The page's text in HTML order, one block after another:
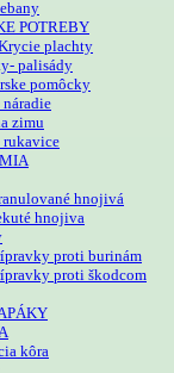
POTREBY
plachty
palisády
pomôcky
náradie
zimu
rukavice
hnojivá
hnojiva
proti burinám
proti škodcom
kôra